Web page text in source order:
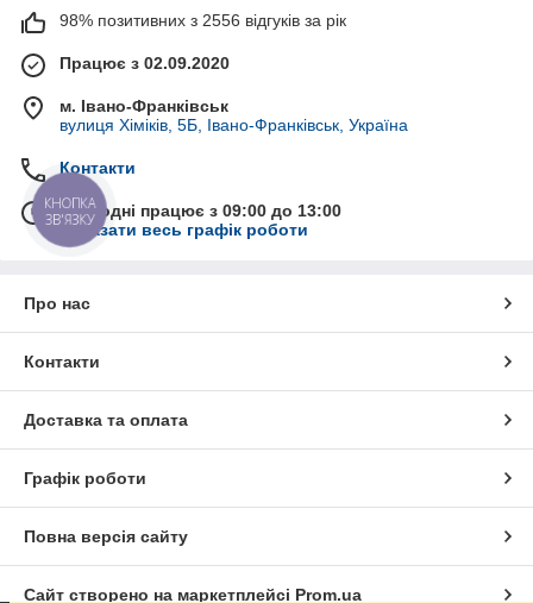
98% позитивних з 2556 відгуків за рік
Працює з 02.09.2020
м. Івано-Франківськ
вулиця Хіміків, 5Б, Івано-Франківськ, Україна
Контакти
Сьогодні працює з 09:00 до 13:00
Показати весь графік роботи
Про нас
Контакти
Доставка та оплата
Графік роботи
Повна версія сайту
Сайт створено на маркетплейсі Prom.ua
КНОПКА
ЗВ'ЯЗКУ